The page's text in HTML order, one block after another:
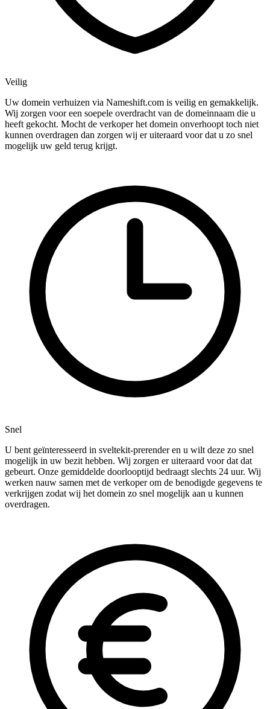
Veilig
Uw domein verhuizen via Nameshift.com is veilig en gemakkelijk.
Wij zorgen voor een soepele overdracht van de domeinnaam die u
heeft gekocht. Mocht de verkoper het domein onverhoopt toch niet
kunnen overdragen dan zorgen wij er uiteraard voor dat u zo snel
mogelijk uw geld terug krijgt.
Snel
U bent geïnteresseerd in sveltekit-prerender en u wilt deze zo snel
mogelijk in uw bezit hebben. Wij zorgen er uiteraard voor dat dat
gebeurt. Onze gemiddelde doorlooptijd bedraagt slechts 24 uur. Wij
werken nauw samen met de verkoper om de benodigde gegevens te
verkrijgen zodat wij het domein zo snel mogelijk aan u kunnen
overdragen.